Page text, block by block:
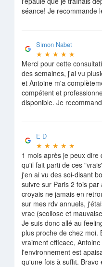
séance! Je recommande
Simon Nabet
★ ★ ★ ★ ★
Merci pour cette
des semaines, j'ai vu
et Antoine m'a
compétent et
disponible. Je
E D
★ ★ ★ ★ ★
1 mois après je peux
qu'il fait parti de ces
j'en ai vu des soi-disant
suivre sur Paris 2 fois
croyais ne jamais en
sur mes rdv annuels,
vrac (scoliose et
Je suis donc allé au
plus proche de chez moi.
vraiment efficace,
l'environnement est
qu'une fois à suffit. Bravo